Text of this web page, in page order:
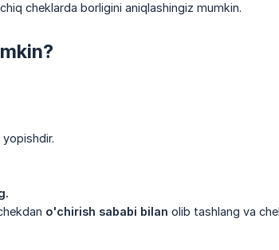
cheklarda borligini aniqlashingiz mumkin.
o'chirish sababi bilan olib tashlang va